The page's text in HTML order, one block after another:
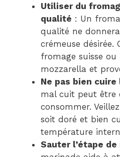
Utiliser du
qualité : Un
qualité ne
crémeuse
fromage suisse
mozzarella et
Ne pas bien
mal cuit peut être
consommer.
soit doré et bien
température
Sauter l’étape de